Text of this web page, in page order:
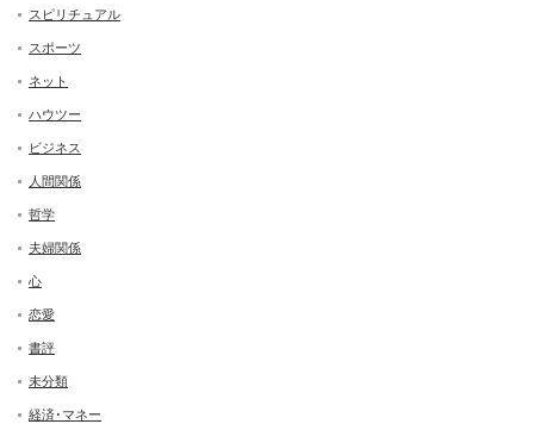
スピリチュアル
スポーツ
ネット
ハウツー
ビジネス
人間関係
哲学
夫婦関係
心
恋愛
書評
未分類
経済･マネー